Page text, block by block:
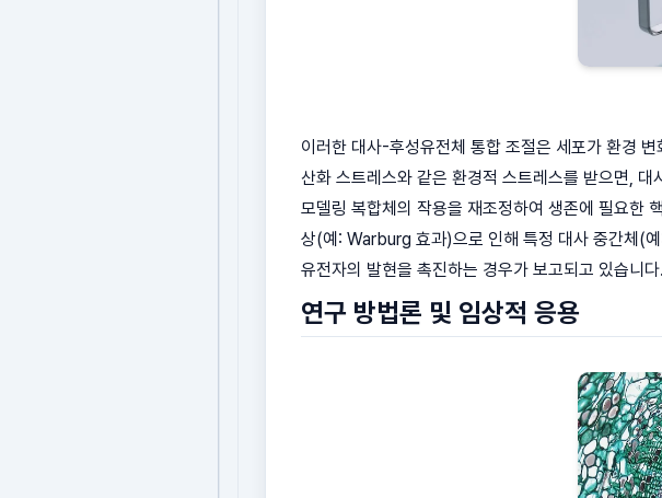
이러한 대사-후성유전체 통합 조절은 세포가 환경
산화 스트레스와 같은 환경적 스트레스를 받으면,
모델링 복합체의 작용을 재조정하여 생존에 필요한
상(예: Warburg 효과)으로 인해 특정 대사 중간체(
유전자의 발현을 촉진하는 경우가 보고되고 있습니
연구 방법론 및 임상적 응용